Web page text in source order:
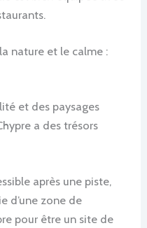
nature et le calme :
et des paysages
a des trésors
après une piste,
d’une zone de
pour être un site de